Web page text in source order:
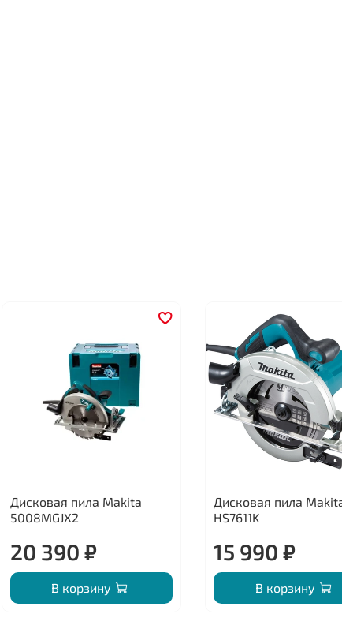
Дисковая пила Makita
5008MGJX2
20 390 ₽
В корзину
Дисковая пила
HS7611K
15 990 ₽
В корзину